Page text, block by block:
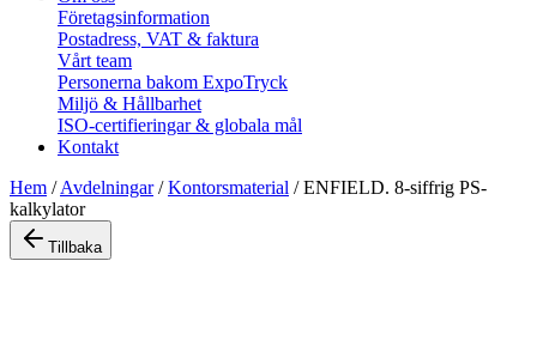
Företagsinformation
Postadress, VAT & faktura
Vårt team
Personerna bakom ExpoTryck
Miljö & Hållbarhet
ISO-certifieringar & globala mål
Kontakt
Hem /Avdelningar/Kontorsmaterial /ENFIELD. 8-siffrig PS-
kalkylator
Tillbaka